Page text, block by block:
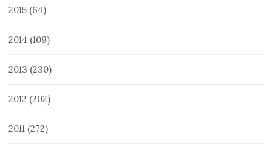
2015 (64)
2014 (109)
2013 (230)
2012 (202)
2011 (272)